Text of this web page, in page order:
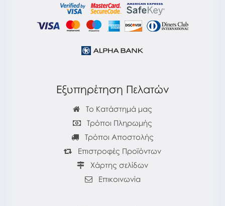
Εξυπηρέτηση Πελατών
Το Κατάστημά μας
Τρόποι Πληρωμής
Τρόποι Αποστολής
Επιστροφές Προϊόντων
Χάρτης σελίδων
Επικοινωνία